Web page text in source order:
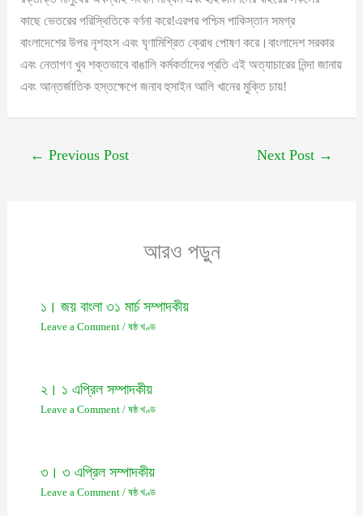
কাছে ভেতরের পরিস্থিতিকে বর্ণনা করে!এরপর পশ্চিম পাকিস্তান সমগ্র
বাংলাদেশের উপর নৃশহংস এবং ঘৃণামিশ্রিত ক্রোধ পোষণ করে।বাংলাদেশ সরকার
এবং নেতাগণ খুব শক্তভাবে বাঙালি কর্মকর্তাদের প্রতি এই অত্যাচারের নিন্দা জানায়
এবং আন্তর্জাতিক হস্তক্ষেপে জনাব হুসাইন আলি খানের মুক্তি চায়!
← Previous Post Next Post →
আরও পড়ুন
১। জয় বাংলা ৩১ মার্চ সম্পাদকীয়
Leave a Comment / ষষ্ঠ খণ্ড
২। ১ এপ্রিল সম্পাদকীয়
Leave a Comment / ষষ্ঠ খণ্ড
৩। ৩ এপ্রিল সম্পাদকীয়
Leave a Comment / ষষ্ঠ খণ্ড